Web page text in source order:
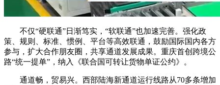
不仅“硬联通”日渐笃实，“软联通”也加速完善。强化政
策、规则、标准、惯例、平台等高效联通，鼓励国际国内各方
参与，扩大合作朋友圈，共享通道发展成果。重庆首创跨境公
路“统一提单”，纳入《联合国可转让货物单证公约》。
通道畅，贸易兴。西部陆海新通道运行线路从70多条增加